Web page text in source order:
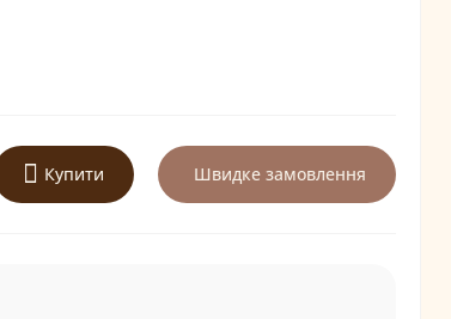
Купити Швидке замовлення